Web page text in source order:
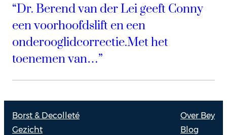
“Dr. Berend van der Lei geeft Conny
een voorhoofdslift en een
onderooglidcorrectie.Met het
toenemen van…”
Borst & Decolleté
Gezicht
Over Bey
Blog